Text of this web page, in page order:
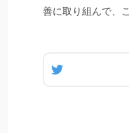
善に取り組んで、